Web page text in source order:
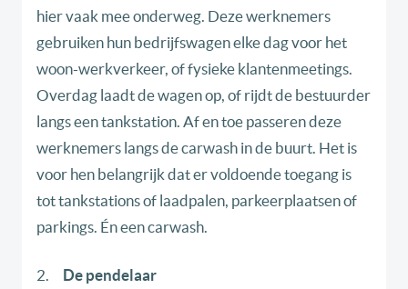
hier vaak mee onderweg. Deze werknemers
gebruiken hun bedrijfswagen elke dag voor het
woon-werkverkeer, of fysieke klantenmeetings.
Overdag laadt de wagen op, of rijdt de bestuurder
langs een tankstation. Af en toe passeren deze
werknemers langs de carwash in de buurt. Het is
voor hen belangrijk dat er voldoende toegang is
tot tankstations of laadpalen, parkeerplaatsen of
parkings. Én een carwash.
2. De pendelaar